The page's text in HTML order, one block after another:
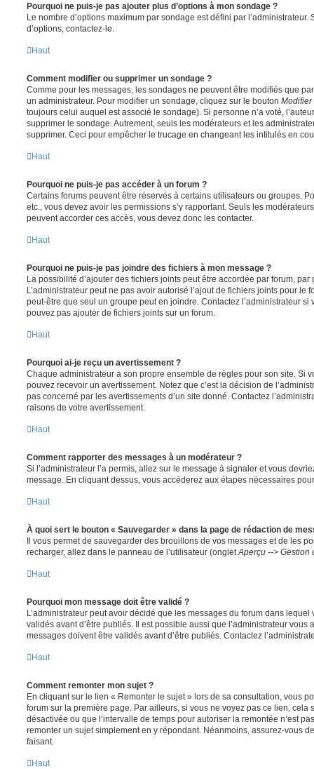
Pourquoi ne puis-je pas ajouter plus d’options à mon sondage ?
Le nombre d’options maximum par sondage est défini par l’administrateur.
d’options, contactez-le.
Haut
Comment modifier ou supprimer un sondage ?
Comme pour les messages, les sondages ne peuvent être modifiés que
un administrateur. Pour modifier un sondage, cliquez sur le bouton Modifier
toujours celui auquel est associé le sondage). Si personne n’a voté,
supprimer le sondage. Autrement, seuls les modérateurs et les
supprimer. Ceci pour empêcher le trucage en changeant les intitulés en
Haut
Pourquoi ne puis-je pas accéder à un forum ?
Certains forums peuvent être réservés à certains utilisateurs ou groupes.
etc., vous devez avoir les permissions s’y rapportant. Seuls les
peuvent accorder ces accès, vous devez donc les contacter.
Haut
Pourquoi ne puis-je pas joindre des fichiers à mon message ?
La possibilité d’ajouter des fichiers joints peut être accordée par forum, par
L’administrateur peut ne pas avoir autorisé l’ajout de fichiers joints pour le
peut-être que seul un groupe peut en joindre. Contactez l’administrateur
pouvez pas ajouter de fichiers joints sur un forum.
Haut
Pourquoi ai-je reçu un avertissement ?
Chaque administrateur a son propre ensemble de règles pour son site. Si
pouvez recevoir un avertissement. Notez que c’est la décision de
pas concerné par les avertissements d’un site donné. Contactez
raisons de votre avertissement.
Haut
Comment rapporter des messages à un modérateur ?
Si l’administrateur l’a permis, allez sur le message à signaler et vous
message. En cliquant dessus, vous accéderez aux étapes nécessaires
Haut
À quoi sert le bouton « Sauvegarder » dans la page de rédaction de
Il vous permet de sauvegarder des brouillons de vos messages et de les
recharger, allez dans le panneau de l’utilisateur (onglet Aperçu --> Gestion
Haut
Pourquoi mon message doit être validé ?
L’administrateur peut avoir décidé que les messages du forum dans lequel
validés avant d’être publiés. Il est possible aussi que l’administrateur vous
messages doivent être validés avant d’être publiés. Contactez
Haut
Comment remonter mon sujet ?
En cliquant sur le lien « Remonter le sujet » lors de sa consultation, vous
forum sur la première page. Par ailleurs, si vous ne voyez pas ce lien, cela
désactivée ou que l’intervalle de temps pour autoriser la remontée n’est
remonter un sujet simplement en y répondant. Néanmoins, assurez-vous
faisant.
Haut